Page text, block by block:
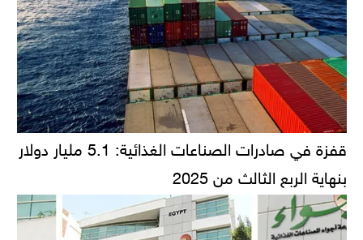
قفزة في صادرات الصناعات الغذائية: 5.1 مليار دولار
بنهاية الربع الثالث من 2025